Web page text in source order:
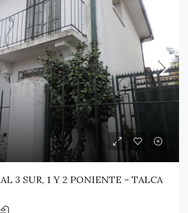
3 SUR, 1 Y 2 PONIENTE – TALCA